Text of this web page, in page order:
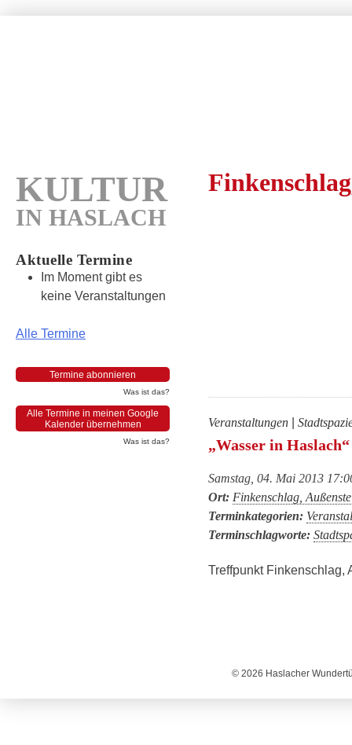
Veranstaltungen|
„Wasser in
Samstag, 04. Mai 2013
Ort: Finkenschlag,
Terminkategorien:
Terminschlagworte:
Treffpunkt Finkenschlag,
KULTUR
IN HASLACH
Aktuelle Termine
Im Moment gibt es
keine Veranstaltungen
Alle Termine
Termine abonnieren
Was ist das?
Alle Termine in meinen Google
Kalender übernehmen
Was ist das?
© 2026 Haslacher